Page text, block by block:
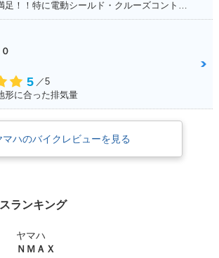
5 ／5
形に合った排気量
マハのバイクレビューを見る
ランキング
ヤマハ
ＮＭＡＸ